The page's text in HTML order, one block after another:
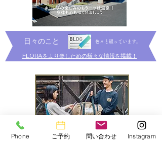
FLORAをより楽しための様々な情報を掲載！
​日々のこと 色々と綴っています。
Phone ご予約 問い合わせ Instagram